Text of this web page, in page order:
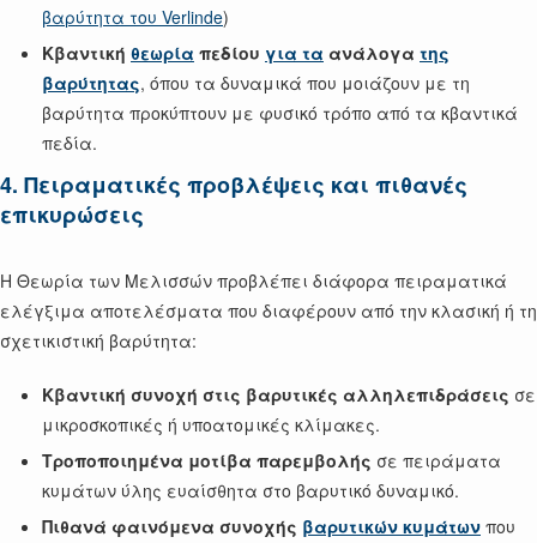
βαρύτητα του Verlinde)
Κβαντική θεωρία πεδίου για τα ανάλογα της
βαρύτητας, όπου τα δυναμικά που μοιάζουν με τη
βαρύτητα προκύπτουν με φυσικό τρόπο από τα κβαντικά
πεδία.
4. Πειραματικές προβλέψεις και πιθανές
επικυρώσεις
Η Θεωρία των Μελισσών προβλέπει διάφορα πειραματικά
ελέγξιμα αποτελέσματα που διαφέρουν από την κλασική ή τη
σχετικιστική βαρύτητα:
Κβαντική συνοχή στις βαρυτικές αλληλεπιδράσεις σε
μικροσκοπικές ή υποατομικές κλίμακες.
Τροποποιημένα μοτίβα παρεμβολής σε πειράματα
κυμάτων ύλης ευαίσθητα στο βαρυτικό δυναμικό.
Πιθανά φαινόμενα συνοχής βαρυτικών κυμάτων που